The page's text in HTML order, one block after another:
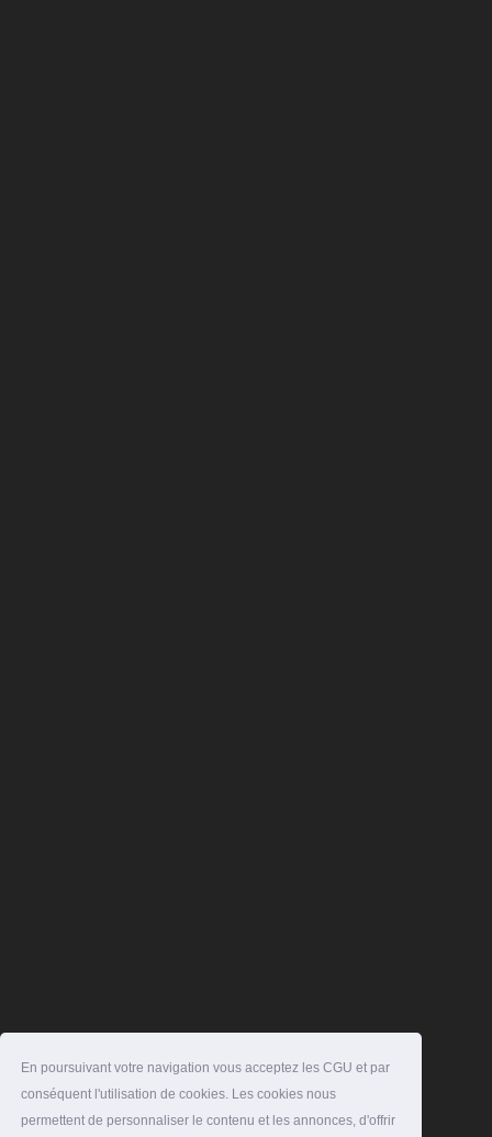
En poursuivant votre navigation vous acceptez les CGU et par
conséquent l'utilisation de cookies. Les cookies nous
permettent de personnaliser le contenu et les annonces, d'offrir